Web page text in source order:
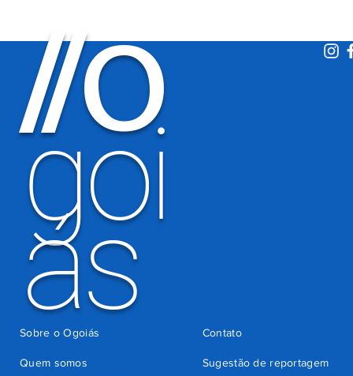
//O
goi
ás
Quem somos
Sugestão de reportagem
Contato
Sobre o Ogoiás